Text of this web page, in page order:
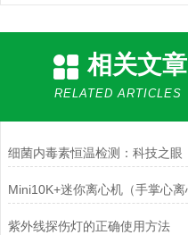
相关文章
RELATED ARTICLES
紫外线探伤灯的正确使用方法